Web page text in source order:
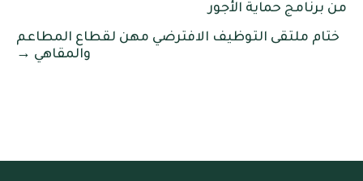
من برنامج حماية الأجور
ختام ملتقى التوظيف الافترضي مهن لقطاع المطاعم
والمقاهي →